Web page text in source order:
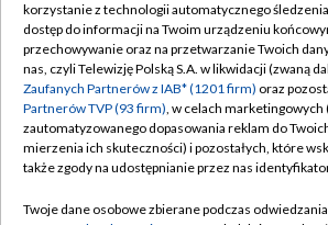
TVP
Abonament TVP
Emisja w TVP
Centrum informacji TVP
Naziemna Telewizja Cyfrowa
Regulamin TVP
Polityka
Moje zgody
Pomoc
korzystanie z technologii automatycznego
dostęp do informacji na Twoim urządzeniu
przechowywanie oraz na przetwarzanie Twoich
nas, czyli Telewizję Polską S.A. w likwidacji (zwaną
Zaufanych Partnerów z IAB* (1201 firm) oraz
Partnerów TVP (93 firm), w celach marketingowych
zautomatyzowanego dopasowania reklam do
mierzenia ich skuteczności) i pozostałych, które
także zgody na udostępnianie przez nas
Twoje dane osobowe zbierane podczas